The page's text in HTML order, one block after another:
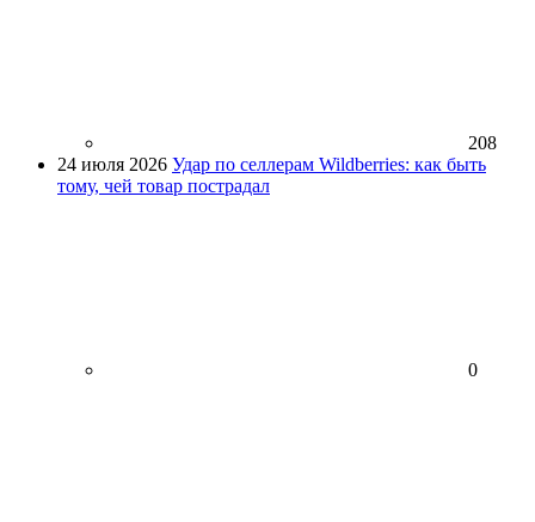
208
24 июля 2026 Удар по селлерам Wildberries: как быть
тому, чей товар пострадал
0